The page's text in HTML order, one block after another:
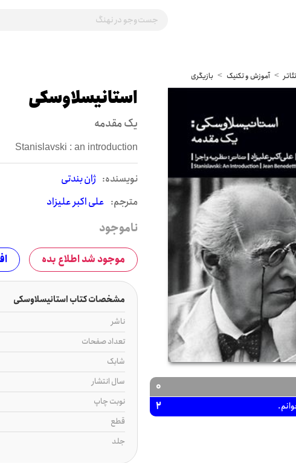
تئاتر آموزش و تکنیک بازیگری
0
2
استانیسلاوسکی
یک مقدمه
Stanislavski : an introduction
نويسنده: ژان بندتی
مترجم: علی اکبر علیزاد
ناموجود
موجود شد اطلاع بده
مشخصات کتاب استانیسلاوسکی
ناشر
تعداد صفحات
شابک
سال انتشار
نوبت چاپ
قطع
جلد